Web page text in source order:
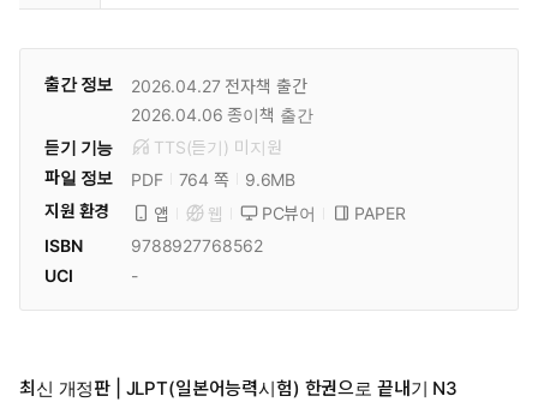
출간 정보 2026.04.27 전자책 출간
2026.04.06 종이책 출간
듣기 기능
TTS(듣기) 미 지원
파일 정보
PDF 764 쪽
9.6MB
지원 환경
앱 웹 PC뷰어
PAPER
ISBN
9788927768562
UCI
-
최신 개정판 | JLPT(일본어능력시험) 한권으로 끝내기 N3